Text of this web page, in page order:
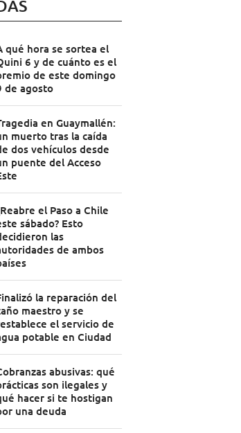
qué hora se sortea el
6 y de cuánto es el
de este domingo
de agosto
en Guaymallén:
muerto tras la caída
dos vehículos desde
puente del Acceso
el Paso a Chile
sábado? Esto
las
de ambos
la reparación del
maestro y se
el servicio de
potable en Ciudad
abusivas: qué
son ilegales y
hacer si te hostigan
una deuda